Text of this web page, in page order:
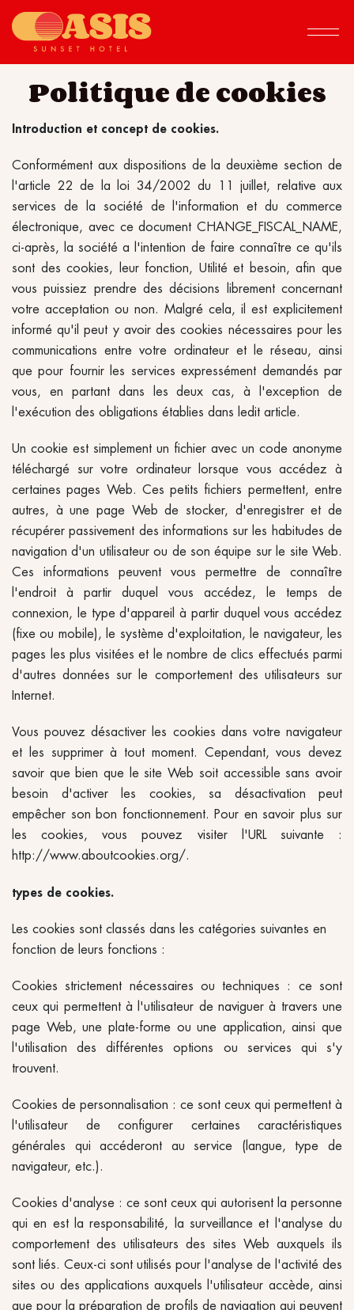
Politique de cookies
Introduction et concept de cookies.
Conformément aux dispositions de la deuxième section de
l'article 22 de la loi 34/2002 du 11 juillet, relative aux
services de la société de l'information et du commerce
électronique, avec ce document CHANGE_FISCAL_NAME,
ci-après, la société a l'intention de faire connaître ce qu'ils
sont des cookies, leur fonction, Utilité et besoin, afin que
vous puissiez prendre des décisions librement concernant
votre acceptation ou non. Malgré cela, il est explicitement
informé qu'il peut y avoir des cookies nécessaires pour les
communications entre votre ordinateur et le réseau, ainsi
que pour fournir les services expressément demandés par
vous, en partant dans les deux cas, à l'exception de
l'exécution des obligations établies dans ledit article.
Un cookie est simplement un fichier avec un code anonyme
téléchargé sur votre ordinateur lorsque vous accédez à
certaines pages Web. Ces petits fichiers permettent, entre
autres, à une page Web de stocker, d'enregistrer et de
récupérer passivement des informations sur les habitudes de
navigation d'un utilisateur ou de son équipe sur le site Web.
Ces informations peuvent vous permettre de connaître
l'endroit à partir duquel vous accédez, le temps de
connexion, le type d'appareil à partir duquel vous accédez
(fixe ou mobile), le système d'exploitation, le navigateur, les
pages les plus visitées et le nombre de clics effectués parmi
d'autres données sur le comportement des utilisateurs sur
Internet.
Vous pouvez désactiver les cookies dans votre navigateur
et les supprimer à tout moment. Cependant, vous devez
savoir que bien que le site Web soit accessible sans avoir
besoin d'activer les cookies, sa désactivation peut
empêcher son bon fonctionnement. Pour en savoir plus sur
les cookies, vous pouvez visiter l'URL suivante :
http://www.aboutcookies.org/.
types de cookies.
Les cookies sont classés dans les catégories suivantes en
fonction de leurs fonctions :
Cookies strictement nécessaires ou techniques : ce sont
ceux qui permettent à l'utilisateur de naviguer à travers une
page Web, une plate-forme ou une application, ainsi que
l'utilisation des différentes options ou services qui s'y
trouvent.
Cookies de personnalisation : ce sont ceux qui permettent à
l'utilisateur de configurer certaines caractéristiques
générales qui accéderont au service (langue, type de
navigateur, etc.).
Cookies d'analyse : ce sont ceux qui autorisent la personne
qui en est la responsabilité, la surveillance et l'analyse du
comportement des utilisateurs des sites Web auxquels ils
sont liés. Ceux-ci sont utilisés pour l'analyse de l'activité des
sites ou des applications auxquels l'utilisateur accède, ainsi
que pour la préparation de profils de navigation qui peuvent